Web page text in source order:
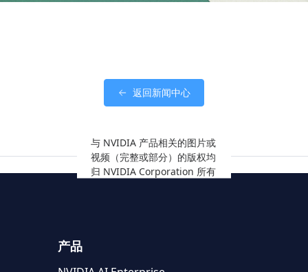
返回新闻中心
与 NVIDIA 产品相关的图片或
视频（完整或部分）的版权均
归 NVIDIA Corporation 所有
产品